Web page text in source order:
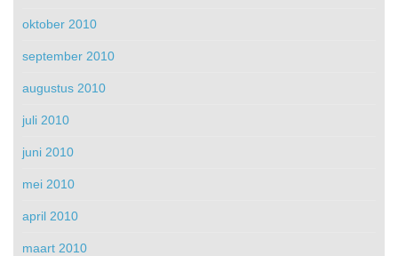
oktober 2010
september 2010
augustus 2010
juli 2010
juni 2010
mei 2010
april 2010
maart 2010